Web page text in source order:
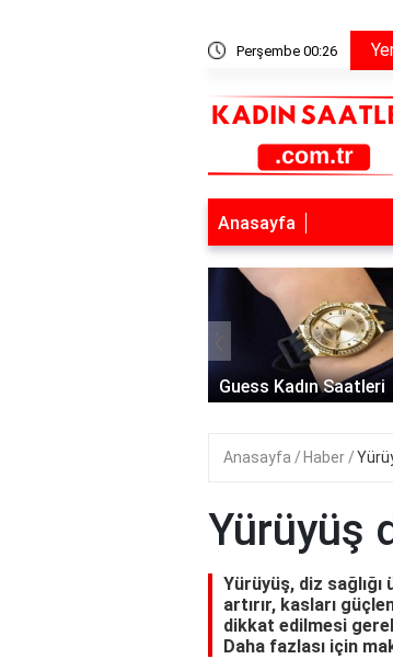
Perşembe 00:26
fotoğrafı renklendirme nasıl yapılır?
Anasayfa
Guess Kadın Saatleri
‹
Anasayfa Haber
Yürüyüş
Yürüyüş, diz
artırır, kasları
dikkat edilmesi
Daha fazlası için